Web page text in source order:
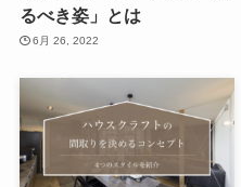
るべき姿」とは
6月 26, 2022